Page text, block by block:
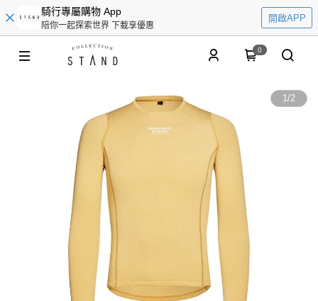
騎行專屬購物 App
陪你一起探索世界 下載享優惠
開啟APP
0
1/2